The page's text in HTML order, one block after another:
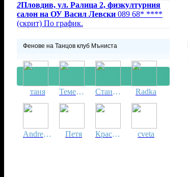
2Пловдив, ул. Ралица 2, физкултурния
салон на ОУ Васил Левски 089 68* ****
(скрит) По график.
Фенове на Танцов клуб Мъниста
таня Теменужка Станислав Radka
Andreana Петя Красимира cveta